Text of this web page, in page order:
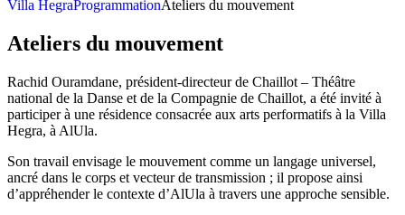
Villa HegraProgrammationAteliers du mouvement
Ateliers du mouvement
Rachid Ouramdane, président-directeur de Chaillot – Théâtre
national de la Danse et de la Compagnie de Chaillot, a été invité à
participer à une résidence consacrée aux arts performatifs à la Villa
Hegra, à AlUla.
Son travail envisage le mouvement comme un langage universel,
ancré dans le corps et vecteur de transmission ; il propose ainsi
d’appréhender le contexte d’AlUla à travers une approche sensible.